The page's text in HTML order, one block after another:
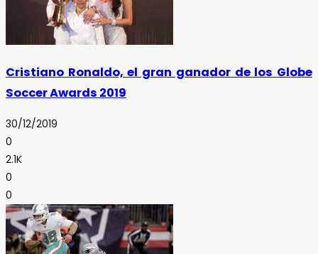
Cristiano Ronaldo, el gran ganador de los Globe
Soccer Awards 2019
30/12/2019
0
2.1K
0
0